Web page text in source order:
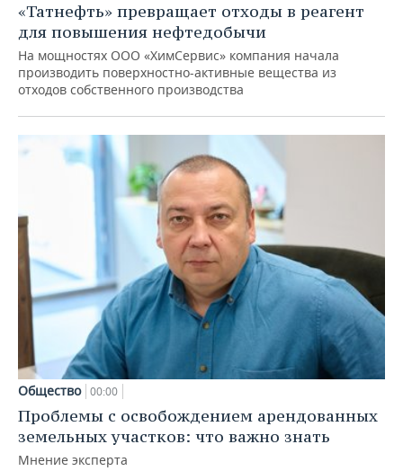
«Татнефть» превращает отходы в реагент
для повышения нефтедобычи
На мощностях ООО «ХимСервис» компания начала
производить поверхностно-активные вещества из
отходов собственного производства
Общество 00:00
Проблемы с освобождением арендованных
земельных участков: что важно знать
Мнение эксперта